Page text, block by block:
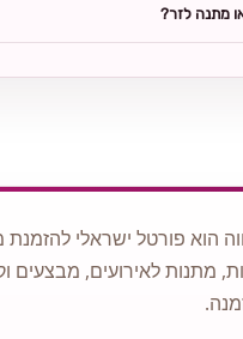
מתנה לזר?
הוא פורטל ישראלי
מתנות לאירועים, מבצעים